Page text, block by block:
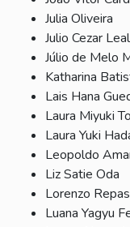
Julia Oliveira
Julio Cezar
Júlio de Melo
Katharina
Lais Hana
Laura Miyuki
Laura Yuki
Leopoldo
Liz Satie Oda
Lorenzo
Luana Yagyu